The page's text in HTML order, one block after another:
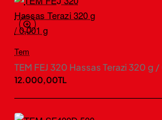
Tem
TEM FEJ 320 Hassas Terazi 320 g
12.000,00TL